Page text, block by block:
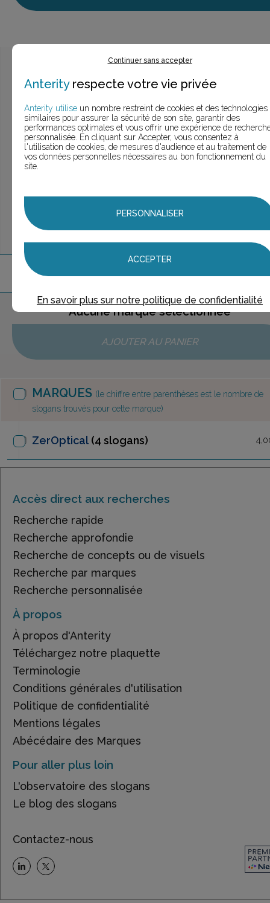
Ce n’est pas exactement ce que je recherche
> Voir larecherche approfondie
> Voir larecherche personnalisée
marquetrouvée
Aucune marque sélectionnée
AJOUTER AU PANIER
MARQUES (le chiffre entre parenthèses est le nombre de
slogans trouvés pour cette marque)
ZerOptical (4 slogans)
Accès direct aux recherches
Recherche rapide
Recherche approfondie
Recherche de concepts ou de visuels
Recherche par marques
Recherche personnalisée
À propos
À propos d'Anterity
Téléchargez notre plaquette
Terminologie
Conditions générales d'utilisation
Politique de confidentialité
Mentions légales
Abécédaire des Marques
Pour aller plus loin
L'observatoire des slogans
Le blog des slogans
Contactez-nous
Continuer sans accepter
Anterityrespecte votre vie privée
Anterity utilise un nombre restreint de cookies et des technologies
similaires pour assurer la sécurité de son site, garantir des
performances optimales et vous offrir une expérience de
personnalisée. En cliquant sur Accepter, vous consentez à
l'utilisation de cookies, de mesures d'audience et au traitement de
vos données personnelles nécessaires au bon fonctionnement du
site.
PERSONNALISER
ACCEPTER
En savoir plus sur notre politique de confidentialité